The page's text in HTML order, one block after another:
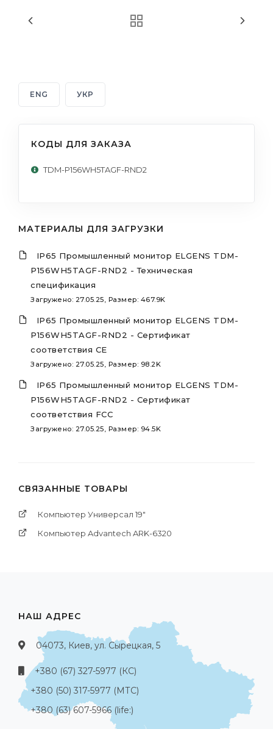
ENG УКР
КОДЫ ДЛЯ ЗАКАЗА
TDM-P156WH5TAGF-RND2
МАТЕРИАЛЫ ДЛЯ ЗАГРУЗКИ
IP65 Промышленный монитор ELGENS TDM-
P156WH5TAGF-RND2 - Техническая
спецификация
Загружено: 27.05.25, Размер: 467.9K
IP65 Промышленный монитор ELGENS TDM-
P156WH5TAGF-RND2 - Сертификат
соответствия CE
Загружено: 27.05.25, Размер: 98.2K
IP65 Промышленный монитор ELGENS TDM-
P156WH5TAGF-RND2 - Сертификат
соответствия FCC
Загружено: 27.05.25, Размер: 94.5K
СВЯЗАННЫЕ ТОВАРЫ
Компьютер Универсал 19"
Компьютер Advantech ARK-6320
НАШ АДРЕС
04073, Киев, ул. Сырецкая, 5
+380 (67) 327-5977 (КС)
+380 (50) 317-5977 (МТС)
+380 (63) 607-5966 (life:)